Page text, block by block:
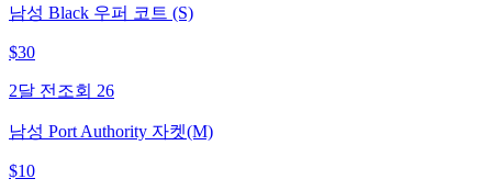
남성 Black 우퍼 코트 (S)
$30
2달 전 조회 26
남성 Port Authority 자켓(M)
$10